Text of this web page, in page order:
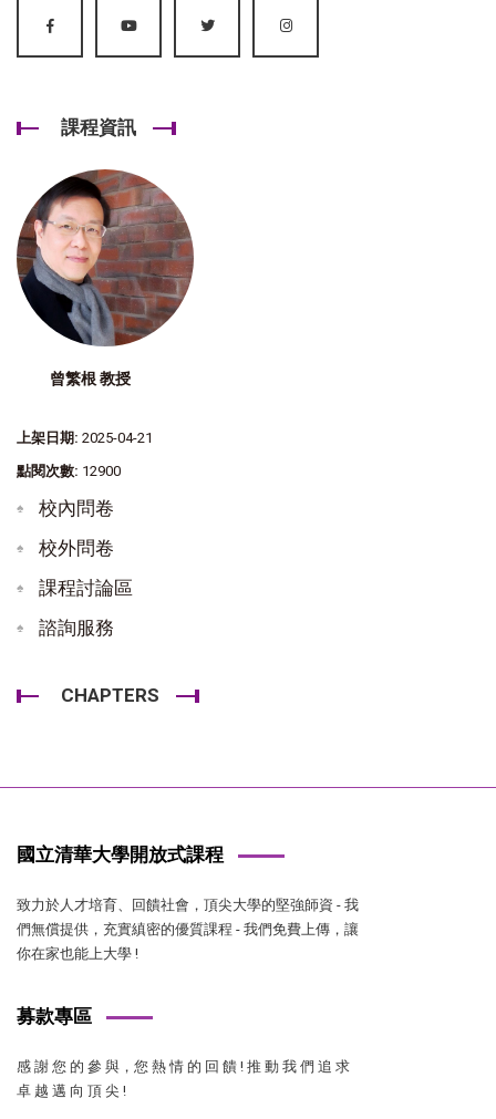
課程資訊
曾繁根 教授
上架日期: 2025-04-21
點閱次數: 12900
校內問卷
校外問卷
課程討論區
諮詢服務
CHAPTERS
國立清華大學開放式課程
致力於人才培育、回饋社會，頂尖大學的堅強師資 - 我
們無償提供，充實縝密的優質課程 - 我們免費上傳，讓
你在家也能上大學 !
募款專區
感 謝 您 的 參 與，您 熱 情 的 回 饋 ! 推 動 我 們 追 求
卓 越 邁 向 頂 尖 !